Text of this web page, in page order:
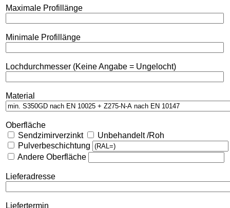
Maximale Profillänge
Minimale Profillänge
Lochdurchmesser (Keine Angabe = Ungelocht)
Material
Oberfläche
Sendzimirverzinkt
Unbehandelt /Roh
Pulverbeschichtung
Andere Oberfläche
Lieferadresse
Liefertermin